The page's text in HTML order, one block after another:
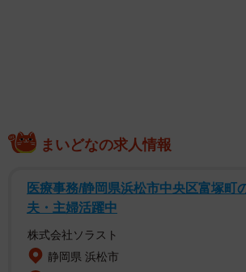
「猫ちゃんがいるから」とメガネ
まいどなの求人情報
医療事務/静岡県浜松市中央区富塚町
夫・主婦活躍中
株式会社ソラスト
静岡県 浜松市